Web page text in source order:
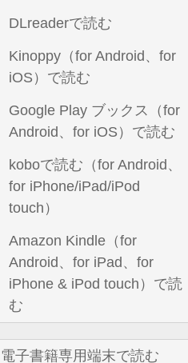
DLreaderで読む
Kinoppy（for Android、for
iOS）で読む
Google Play ブックス（for
Android、for iOS）で読む
koboで読む（for Android、
for iPhone/iPad/iPod
touch）
Amazon Kindle（for
Android、for iPad、for
iPhone & iPod touch）で読
む
電子書籍専用端末で読む